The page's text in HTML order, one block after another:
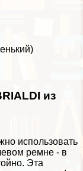
из
использовать
ремне - в
Эта